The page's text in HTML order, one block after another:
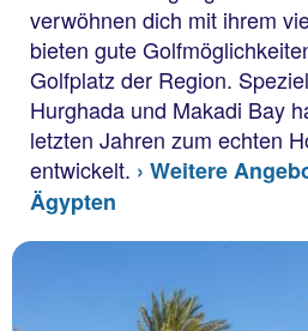
verwöhnen dich mit ihrem
bieten gute
Golfplatz der Region.
Hurghada und Makadi Bay
letzten Jahren zum echten
entwickelt. › Weitere
Ägypten